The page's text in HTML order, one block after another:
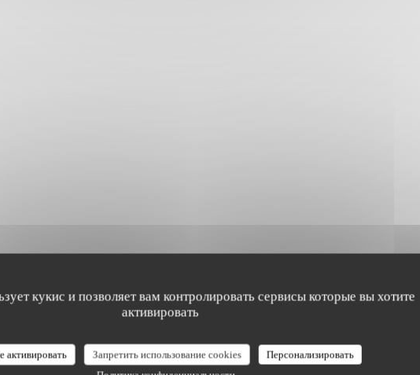
кукис и позволяет вам контролировать сервисы которые вы хотите
активировать
активировать Запретить использование cookies
Персонализировать